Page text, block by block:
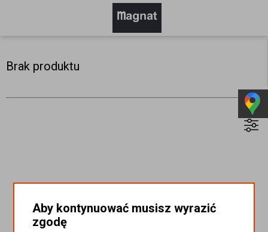
Brak produktu
Aby kontynuować musisz wyrazić
zgodę